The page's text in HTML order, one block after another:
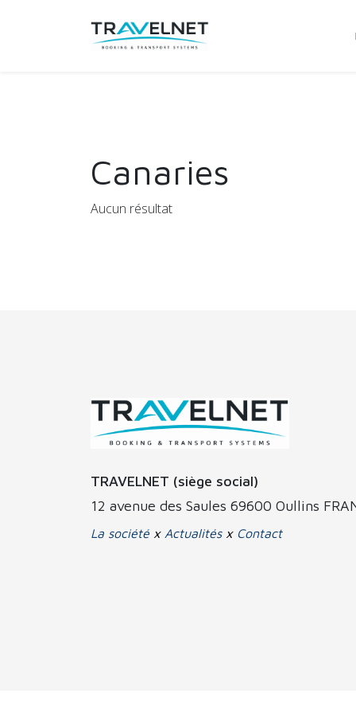
Canaries
Aucun résultat
TRAVELNET (siège social)
12 avenue des Saules 69600 Oullins
La société x Actualitésx Contact